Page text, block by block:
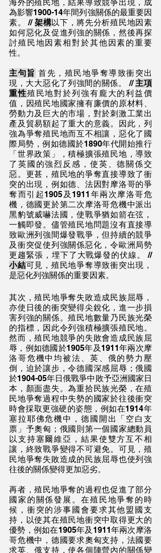
海外的殖民地，結果導致競爭出現，成
為影響1900-14年間列強關係的最重要因
素。 // 架構以下，將先分析殖民地因素
如何惡化及促進列強的關係，然後再探
討殖民地因素相對於其他因素的重要
性。
主句旨 首先，殖民地爭奪導致衝突出
現，大大惡化了列強間的關係。 // 主項
重性殖民地對於列強有龐大的利益價
值，因殖民地國家擁有廉價的原材料、
勞動力及巨大的市場，對於刺激工業出
產及貿易額起了重大的意義。因此，列
強為爭奪殖民地而互不相讓，惡化了國
際局勢，例如德國於1890年代開始推行
「世界政策」，積極擴張殖民地，導致
了英國的強烈反感，使英、德關係交
惡。更甚，殖民地的爭奪直接導致了衝
突的出現，例如德、法因對摩洛哥的爭
奪而引起1905及1911年兩次摩洛哥危
機，德國更於第二次摩洛哥危機中派出
黑豹號威嚇法國，使戰爭猶如箭在弦，
一觸即發。儘管殖民地問題沒有直接導
致歐洲列強間爆發戰爭，但持續的競爭
及衝突促使列強關係惡化，令歐洲局勢
更趨緊張，埋下了大戰爆發的伏線。 //
小結可見，殖民地爭奪導致衝突出現，
是惡化列強關係的重要因素。
其次，殖民地爭奪失敗造成民族屈辱，
亦使日後的衝突變得尖銳化，進一步損
害列強的關係。殖民地數量乃民族光榮
的指標，因此令列強積極擴張殖民地。
然而，殖民地競爭的失敗會造成民族屈
辱，例如德國於1905年及1911年兩次摩
洛哥危機中均被法、英、俄的勢力壓
倒，迫於讓步，令德國深感屈辱；俄國
於1904-05年日俄戰爭中敗予亞洲國家日
本，顏面盡失。為重拾民族光榮，在殖
民地爭奪過程中失勢的國家於往後衝突
時會採取更強硬的姿態，例如在1914年
塞拉耶佛危機中，德國開出「空白支
票」予奧匈；俄國則第一個國家總動員
以支持塞爾維亞，結果使雙方互不相
讓，終致戰爭變得不可避免。可見，殖
民地爭奪失敗造成的民族屈辱也使列強
往後的關係變得更加惡劣。
再者，殖民地爭奪的過程也促進了部分
國家的關係發展。在殖民地爭奪的時
候，衝突的涉事國會要求其他盟國支
持，以使其在殖民地衝突中取得更大的
優勢，例如在1905年及1911年兩次摩洛
哥危機中，德國要求奧匈支持，法國要
求英、俄支持，使各個陣營內的關係變